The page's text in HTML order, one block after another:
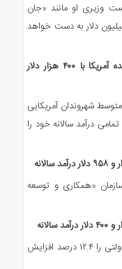
وزیری او مانند «جان
به دوازده سال برسد، ثروتی بیش از ۴ میلیون دلار به دست خواهد
آمریکا با ۴۰۰ هزار دلار
شهروندان آمریکایی
درآمد سالانه خود را
و۹۵۸دلار درآمد سالانه
۳۶ کشور عضو سازمان «همکاری و توسعه
و۴۰۰دلار درآمد سالانه
هنگ کنگ، چندی پیش درآمد تمامی مقامات دولتی را ۱۲.۴ درصد افزایش